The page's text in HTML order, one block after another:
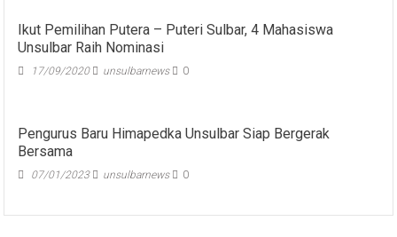
Ikut Pemilihan Putera – Puteri Sulbar, 4 Mahasiswa
Unsulbar Raih Nominasi
17/09/2020 unsulbarnews 0
Pengurus Baru Himapedka Unsulbar Siap Bergerak
Bersama
07/01/2023 unsulbarnews 0